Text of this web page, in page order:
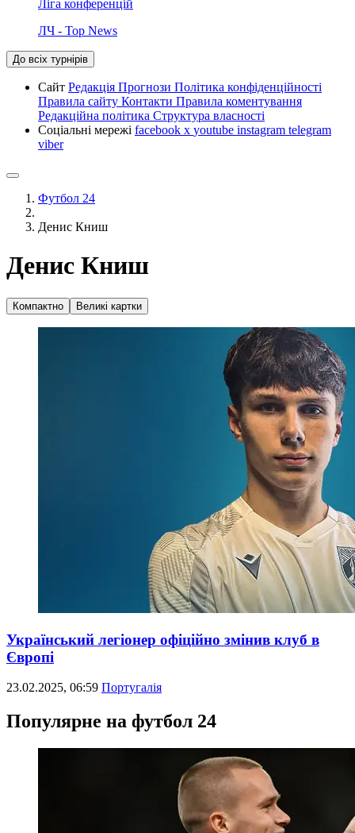
Ліга конференцій
ЛЧ - Top News
До всіх турнірів
Сайт Редакція Прогнози Політика конфіденційності
Правила сайту Контакти Правила коментування
Редакційна політика Структура власності
Соціальні мережі facebook x youtube instagram telegram
viber
Футбол 24
Денис Книш
Денис Книш
Компактно Великі картки
Український легіонер офіційно змінив клуб в
Європі
23.02.2025, 06:59 Португалія
Популярне на футбол 24